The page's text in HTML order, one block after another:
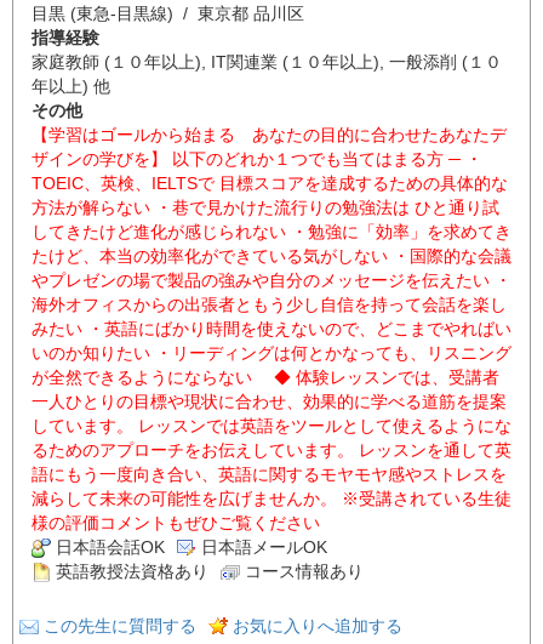
目黒 (東急-目黒線) / 東京都 品川区
指導経験
家庭教師 (１０年以上), IT関連業 (１０年以上), 一般添削 (１０
年以上) 他
その他
【学習はゴールから始まる あなたの目的に合わせたあなたデ
ザインの学びを】 以下のどれか１つでも当てはまる方 ─ ・
TOEIC、英検、IELTSで 目標スコアを達成するための具体的な
方法が解らない ・巷で見かけた流行りの勉強法は ひと通り試
してきたけど進化が感じられない ・勉強に「効率」を求めてき
たけど、本当の効率化ができている気がしない ・国際的な会議
やプレゼンの場で製品の強みや自分のメッセージを伝えたい ・
海外オフィスからの出張者ともう少し自信を持って会話を楽し
みたい ・英語にばかり時間を使えないので、どこまでやればい
いのか知りたい ・リーディングは何とかなっても、リスニング
が全然できるようにならない ◆ 体験レッスンでは、受講者
一人ひとりの目標や現状に合わせ、効果的に学べる道筋を提案
しています。 レッスンでは英語をツールとして使えるようにな
るためのアプローチをお伝えしています。 レッスンを通して英
語にもう一度向き合い、英語に関するモヤモヤ感やストレスを
減らして未来の可能性を広げませんか。 ※受講されている生徒
様の評価コメントもぜひご覧ください
日本語会話OK
日本語メールOK
英語教授法資格あり
コース情報あり
この先生に質問する
お気に入りへ追加する